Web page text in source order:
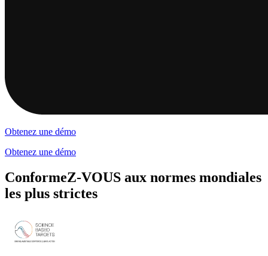
Obtenez une démo
Obtenez une démo
ConformeZ-VOUS aux normes mondiales
les plus strictes